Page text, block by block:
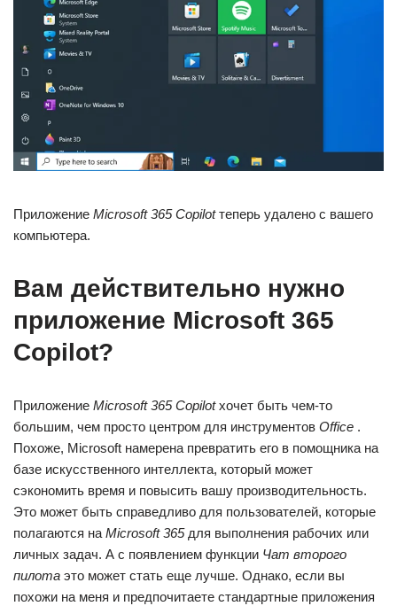
Приложение Microsoft 365 Copilotтеперь удалено с вашего
компьютера.
Вам действительно нужно
приложение Microsoft 365
Copilot?
Приложение Microsoft 365 Copilotхочет быть чем-то
большим, чем просто центром для инструментов Office .
Похоже, Microsoft намерена превратить его в помощника на
базе искусственного интеллекта, который может
сэкономить время и повысить вашу производительность.
Это может быть справедливо для пользователей, которые
полагаются наMicrosoft 365для выполнения рабочих или
личных задач. А с появлением функции Чат второго
пилота это может стать еще лучше. Однако, если вы
похожи на меня и предпочитаете стандартные приложения